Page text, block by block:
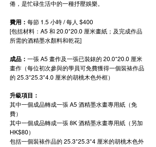
倦，是忙碌生活中的一種抒壓娛樂。
費用： 每節 1.5 小時 / 每人 $400
[包括材料：A5 和 20.0*20.0 厘米畫紙；及完成作品
所需的酒精墨水顏料和乾花]
成品： 一張 A5 畫作及一張已裝錶的 20.0*20.0 厘米
畫作（每位初次參與的學員可免費獲得一個裝裱作品
的 25.3*25.3*4.0 厘米的胡桃木色外框）
升級項目 ：
其中一個​成品轉成一張 A5 酒精墨水畫專用紙（免
費）
其中一個​成品轉成一張 8K 酒精墨水畫專用紙（另加
HK$80）
包括一個裝裱作品的 25.3*25.3*4 厘米的胡桃木色外